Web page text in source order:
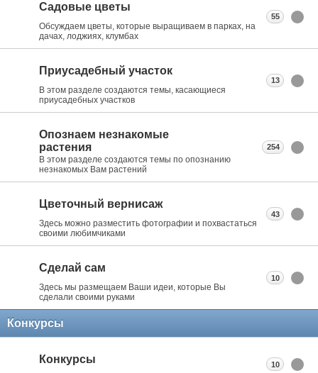
Садовые цветы
Обсуждаем цветы, которые выращиваем в парках, на
дачах, лоджиях, клумбах
55
Приусадебный участок
В этом разделе создаются темы, касающиеся
приусадебных участков
13
Опознаем незнакомые
растения
В этом разделе создаются темы по опознанию
незнакомых Вам растений
254
Цветочный вернисаж
Здесь можно разместить фотографии и похвастаться
своими любимчиками
43
Сделай сам
Здесь мы размещаем Ваши идеи, которые Вы
сделали своими руками
10
Конкурсы
Конкурсы 10